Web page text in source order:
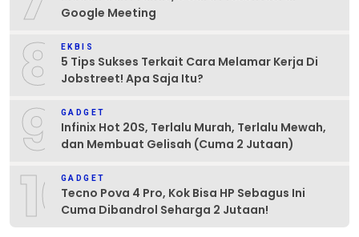
Google Meeting
8 EKBIS
5 Tips Sukses Terkait Cara Melamar Kerja Di
Jobstreet! Apa Saja Itu?
9 GADGET
Infinix Hot 20S, Terlalu Murah, Terlalu Mewah,
dan Membuat Gelisah (Cuma 2 Jutaan)
10GADGET
Tecno Pova 4 Pro, Kok Bisa HP Sebagus Ini
Cuma Dibandrol Seharga 2 Jutaan!